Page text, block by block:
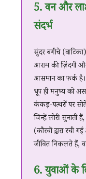
5. वन और
संदर्भ
सुंदर बगीचे
आराम की ज़िंदगी
आसमान का फर्क
धूप ही मनुष्य को
कंकड़-पत्थरों पर
जिन्हें लोरी सुनाती
(कौरवों द्वारा
जीवित निकलते हैं,
6. युवाओं के